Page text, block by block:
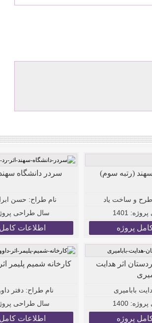
(رتبه سوم)
طرح و ساخت یاد
1401
پروژه
سردر دانشگاه
نام طراح: حسن
سال طراحی
اطلاعات
اثر هدایت
بابامیری
1400
پروژه
کارخانه شمیم پلیمر
نام طراح: دفتر
سال طراحی
اطلاعات